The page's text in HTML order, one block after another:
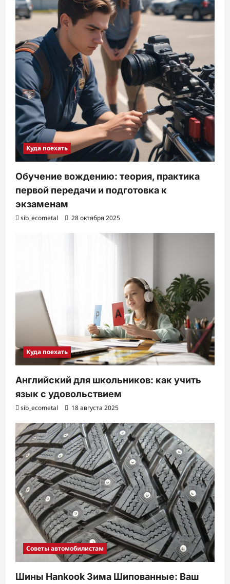
Куда поехать
Обучение вождению: теория, практика
первой передачи и подготовка к
экзаменам
sib_ecometal 28 октября 2025
Куда поехать
Английский для школьников: как учить
язык с удовольствием
sib_ecometal 18 августа 2025
Советы автомобилистам
Шины Hankook Зима Шипованные: Ваш